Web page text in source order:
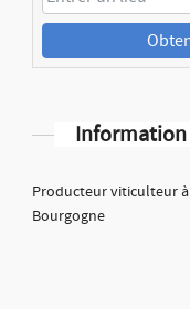
Producteur viticulteur
Bourgogne